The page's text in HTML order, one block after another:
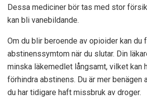
Dessa mediciner bör tas med stor
kan bli vanebildande.
Om du blir beroende av opioider kan du
abstinenssymtom när du slutar. Din
minska läkemedlet långsamt, vilket kan
förhindra abstinens. Du är mer benägen
du har tidigare haft missbruk av droger.